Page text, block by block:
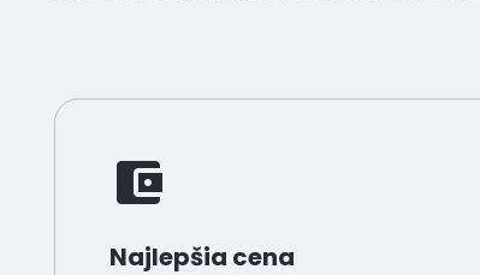
Najlepšia cena